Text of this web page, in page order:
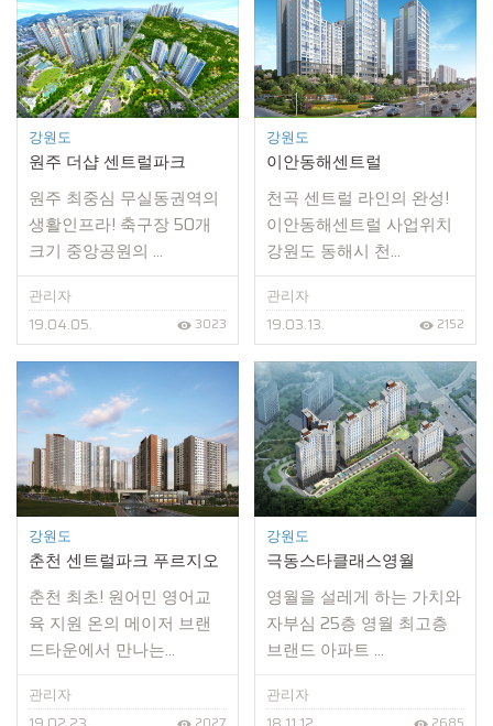
강원도
원주 더샵 센트럴파크
원주 최중심 무실동권역의
생활인프라! 축구장 50개
크기 중앙공원의 ...
관리자
19.04.05.
3023
강원도
이안동해센트럴
천곡 센트럴 라인의 완성!
이안동해센트럴 사업위치
강원도 동해시 천...
관리자
19.03.13.
2152
강원도
춘천 센트럴파크 푸르지오
춘천 최초! 원어민 영어교
육 지원 온의 메이저 브랜
드타운에서 만나는...
관리자
강원도
극동스타클래스영월
영월을 설레게 하는 가치와
자부심 25층 영월 최고층
브랜드 아파트 ...
관리자